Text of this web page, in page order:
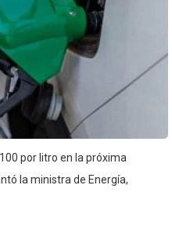
por litro en la próxima
la ministra de Energía,